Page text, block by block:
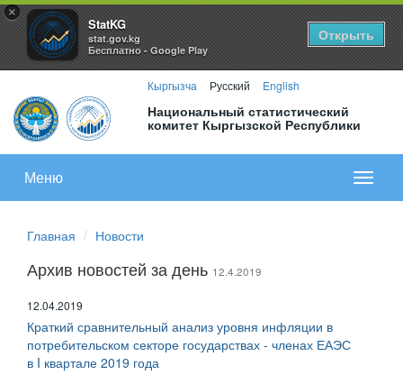
×
StatKG
stat.gov.kg
Бесплатно - Google Play
Открыть
Кыргызча Русский English
Национальный статистический
комитет Кыргызской Республики
меню
Меню
Главная Новости
Архив новостей за день 12.4.2019
12.04.2019
Краткий сравнительный анализ уровня инфляции в
потребительском секторе государствах - членах ЕАЭС
в I квартале 2019 года